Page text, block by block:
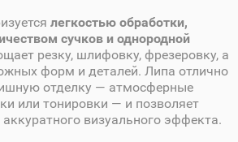
легкостью обработки,
сучков и однородной
резку, шлифовку, фрезеровку, а
форм и деталей. Липа отлично
отделку — атмосферные
или тонировки — и позволяет
аккуратного визуального эффекта.